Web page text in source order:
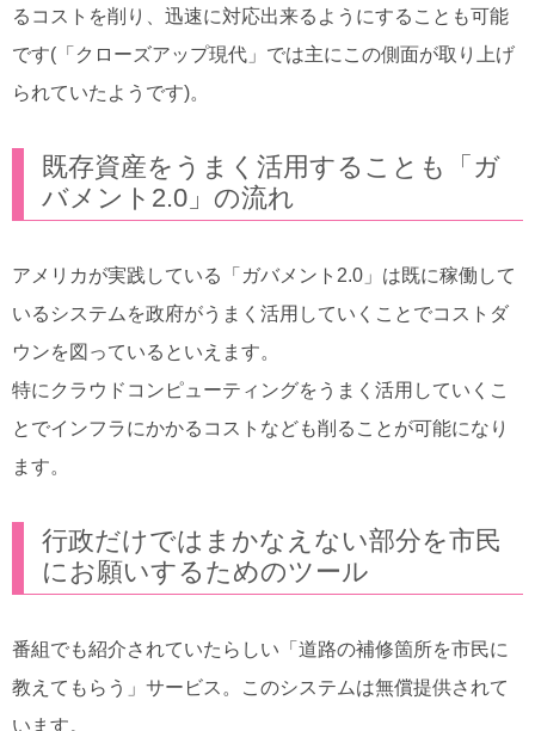
るコストを削り、迅速に対応出来るようにすることも可能
です(「クローズアップ現代」では主にこの側面が取り上げ
られていたようです)。
既存資産をうまく活用することも「ガ
バメント2.0」の流れ
アメリカが実践している「ガバメント2.0」は既に稼働して
いるシステムを政府がうまく活用していくことでコストダ
ウンを図っているといえます。
特にクラウドコンピューティングをうまく活用していくこ
とでインフラにかかるコストなども削ることが可能になり
ます。
行政だけではまかなえない部分を市民
にお願いするためのツール
番組でも紹介されていたらしい「道路の補修箇所を市民に
教えてもらう」サービス。このシステムは無償提供されて
います。